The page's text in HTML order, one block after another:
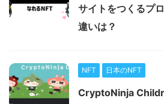
サイトをつくるプ
違いは？
NFT 日本のNFT
CryptoNinja